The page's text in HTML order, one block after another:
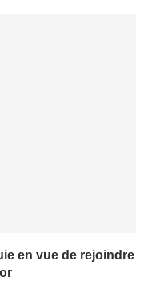
en vue de rejoindre